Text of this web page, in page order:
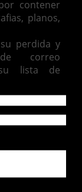
contener
planos,
perdida y
correo
su lista de